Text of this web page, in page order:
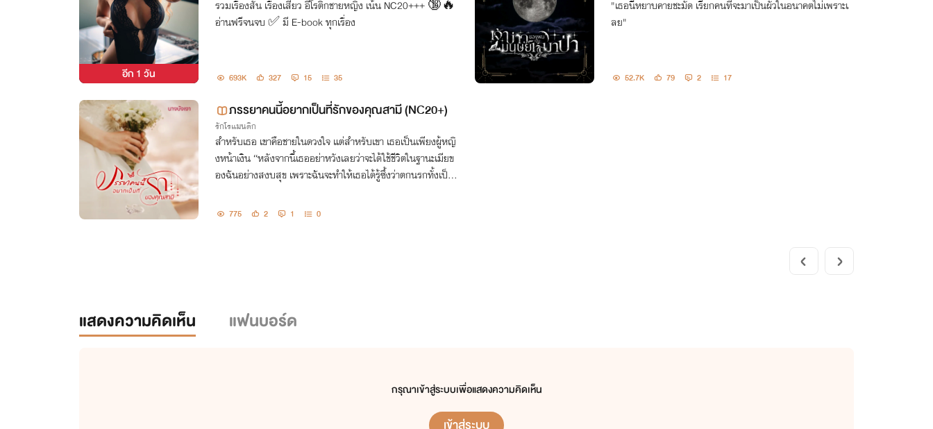
อีก 1 วัน
รวมเรื่องสั้น เรื่องเสียว อีโรติกชายหญิง เน้น NC20+++ 🔞🔥
อ่านฟรีจนจบ ✅ มี E-book ทุกเรื่อง
693K 327 15 35
"เธอนี่หยาบคายชะมัด เรียกคนที่จะมาเป็นผัวในอนาคตไม่เพราะเ
ลย"
52.7K 79 2 17
ภรรยาคนนี้อยากเป็นที่รักของคุณสามี (NC20+)
รักโรแมนติก
สำหรับเธอ เขาคือชายในดวงใจ แต่สำหรับเขา เธอเป็นเพียงผู้หญิ
งหน้าเงิน “หลังจากนี้เธออย่าหวังเลยว่าจะได้ใช้ชีวิตในฐานะเมียข
องฉันอย่างสงบสุข เพราะฉันจะทำให้เธอได้รู้ซึ้งว่าตกนรกทั้งเป็น
775 2 1 0
แสดงความคิดเห็น แฟนบอร์ด
กรุณาเข้าสู่ระบบเพื่อแสดงความคิดเห็น